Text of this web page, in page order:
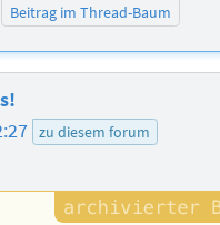
Beitrag im Thread-Baum
zu diesem forum